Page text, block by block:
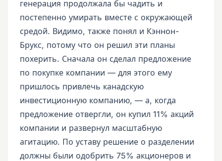
генерация продолжала бы чадить и
постепенно умирать вместе с окружающей
средой. Видимо, также понял и Кэннон-
Брукс, потому что он решил эти планы
похерить. Сначала он сделал предложение
по покупке компании — для этого ему
пришлось привлечь канадскую
инвестиционную компанию, — а, когда
предложение отвергли, он купил 11% акций
компании и развернул масштабную
агитацию. По уставу решение о разделении
должны были одобрить 75% акционеров и